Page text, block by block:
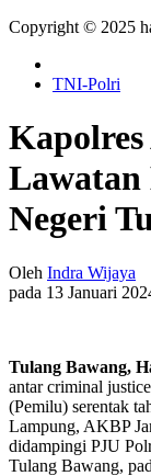
Copyright © 2025
TNI-Polri
Kapolres
Negeri
Oleh Indra Wijaya
pada 13 Januari
Tulang Bawang,
antar criminal
(Pemilu) serentak
Lampung, AKBP
didampingi PJU
Tulang Bawang,